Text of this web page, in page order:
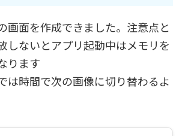
画面を作成できました。注意点と
しないとアプリ起動中はメモリを
ります
は時間で次の画像に切り替わるよ